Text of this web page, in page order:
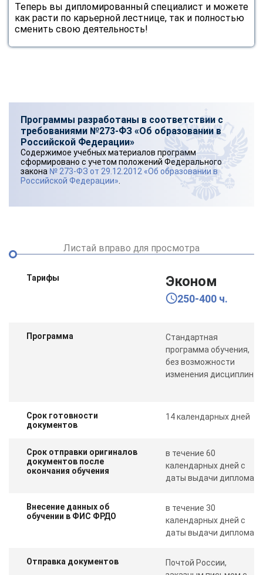
Теперь вы дипломированный специалист и можете
как расти по карьерной лестнице, так и полностью
сменить свою деятельность!
Программы разработаны в соответствии с
требованиями №273-ФЗ «Об образовании в
Российской Федерации»
Содержимое учебных материалов программ
сформировано с учетом положений Федерального
закона № 273-ФЗ от 29.12.2012 «Об образовании в
Российской Федерации»
Листай вправо для просмотра
Тарифы Эконом
250-400 ч.
Программа
Стандартная
программа обучения,
без возможности
изменения дисциплин
Срок готовности
документов
14 календарных дней
Срок отправки оригиналов
документов после
окончания обучения
в течение 60
календарных дней с
даты выдачи диплома
Внесение данных об
обучении в ФИС ФРДО
в течение 30
календарных дней с
даты выдачи диплома
Отправка документов
Почтой России,